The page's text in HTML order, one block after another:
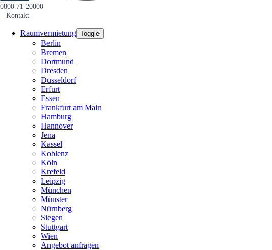
0800 71 20000
Kontakt
Raumvermietung Toggle
Berlin
Bremen
Dortmund
Dresden
Düsseldorf
Erfurt
Essen
Frankfurt am Main
Hamburg
Hannover
Jena
Kassel
Koblenz
Köln
Krefeld
Leipzig
München
Münster
Nürnberg
Siegen
Stuttgart
Wien
Angebot anfragen